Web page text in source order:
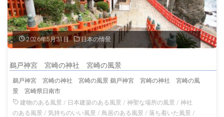
町
並
み
広
島
の
松
島
宮
城
の
2026年5月31日 日本の情景
鵜戸神宮 宮崎の神社 宮崎の風景
鵜戸神宮 宮崎の神社 宮崎の風景 鵜戸神宮 宮崎の神社 宮崎の風
景 宮崎県日南市
建物のある風景 / 日本建築のある風景 /神聖な場所の風景 /神社
のある風景 /気持ちのいい風景 /鳥居のある風景 /落ち着いた風景 /